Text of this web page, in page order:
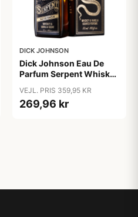
DICK JOHNSON
Dick Johnson Eau De
Parfum Serpent Whiskey
VEJL. PRIS 359,95 KR
269,96 kr